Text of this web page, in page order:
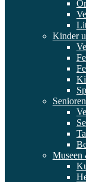
Kinder
Senioren
Museen